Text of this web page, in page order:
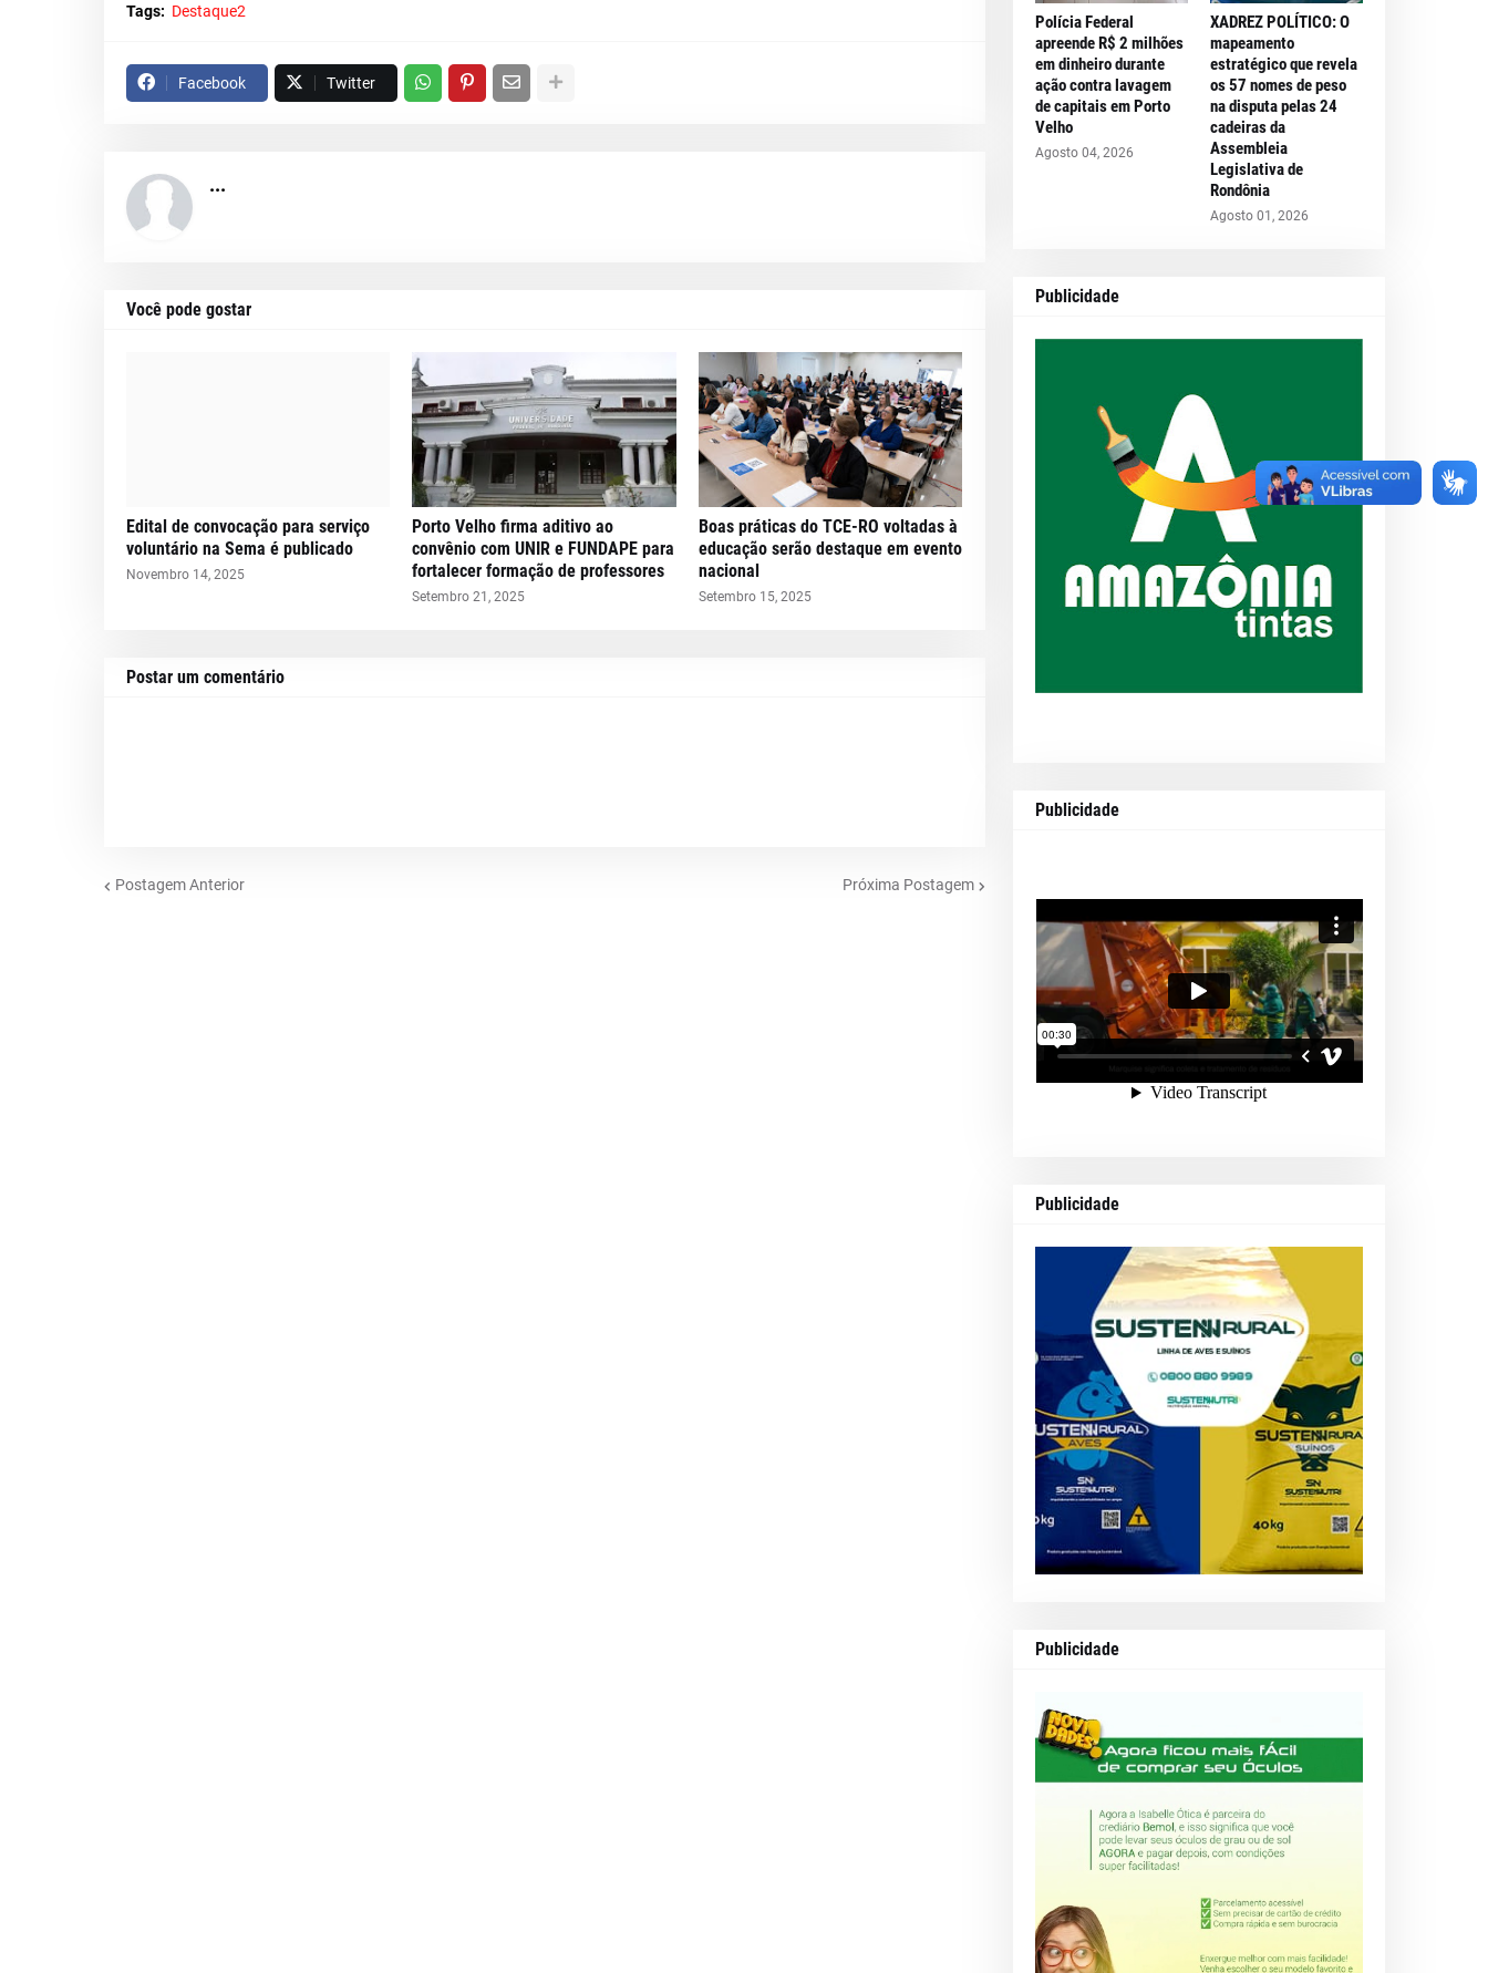
Tags: Destaque2
Facebook Twitter
...
Você pode gostar
Edital de convocação para serviço
voluntário na Sema é publicado
Novembro 14, 2025
Porto Velho firma aditivo ao
convênio com UNIR e FUNDAPE para
fortalecer formação de professores
Setembro 21, 2025
Boas práticas do TCE-RO voltadas à
educação serão destaque em evento
nacional
Setembro 15, 2025
Postar um comentário
Postagem Anterior Próxima Postagem
Polícia Federal
apreende R$ 2 milhões
em dinheiro durante
ação contra lavagem
de capitais em Porto
Velho
Agosto 04, 2026
XADREZ POLÍTICO: O
mapeamento
estratégico que revela
os 57 nomes de peso
na disputa pelas 24
cadeiras da
Assembleia
Legislativa de
Rondônia
Agosto 01, 2026
Publicidade
Publicidade
Publicidade
Publicidade